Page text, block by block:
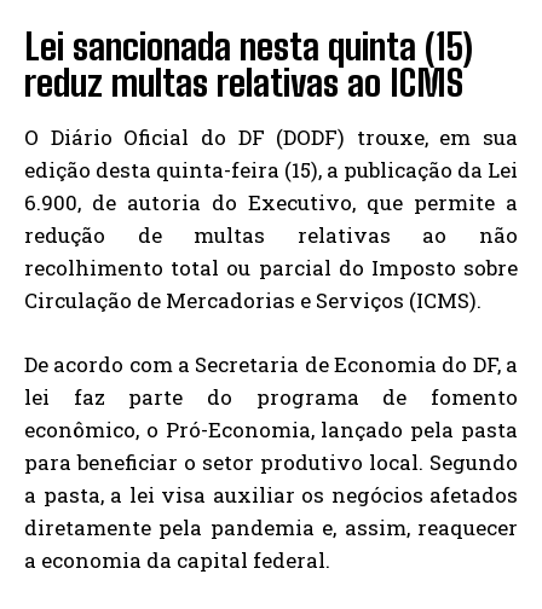
Lei sancionada nesta quinta (15)
reduz multas relativas ao ICMS
O Diário Oficial do DF (DODF) trouxe, em sua
edição desta quinta-feira (15), a publicação da Lei
6.900, de autoria do Executivo, que permite a
redução de multas relativas ao não
recolhimento total ou parcial do Imposto sobre
Circulação de Mercadorias e Serviços (ICMS).
De acordo com a Secretaria de Economia do DF, a
lei faz parte do programa de fomento
econômico, o Pró-Economia, lançado pela pasta
para beneficiar o setor produtivo local. Segundo
a pasta, a lei visa auxiliar os negócios afetados
diretamente pela pandemia e, assim, reaquecer
a economia da capital federal.